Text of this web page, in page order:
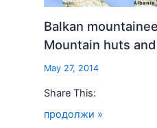
Balkan
Mountain huts
May 27, 2014
Share This:
продолжи »